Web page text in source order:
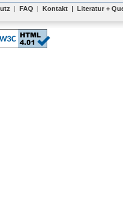
| FAQ | Kontakt | Literatur +